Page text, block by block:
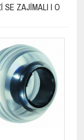
SE ZAJÍMALI I O